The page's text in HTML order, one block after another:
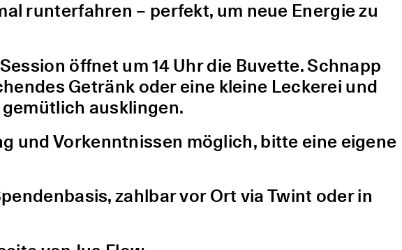
runterfahren – perfekt, um neue Energie zu
öffnet um 14 Uhr die Buvette. Schnapp
Getränk oder eine kleine Leckerei und
ausklingen.
und Vorkenntnissen möglich, bitte eine eigene
zahlbar vor Ort via Twint oder in